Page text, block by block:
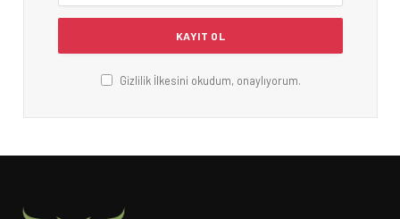
Gizlilik İlkesini okudum, onaylıyorum.